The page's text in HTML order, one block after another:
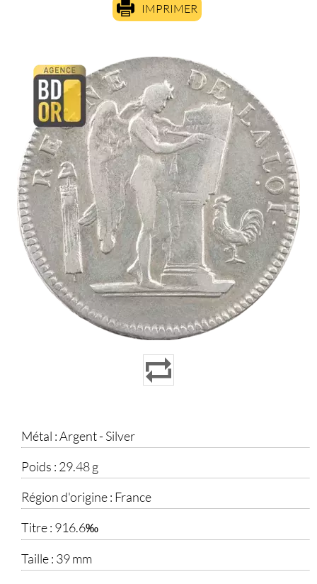
IMPRIMER
Métal :Argent - Silver
Poids : 29.48 g
Région d'origine : France
Titre : 916.6‰
Taille : 39 mm